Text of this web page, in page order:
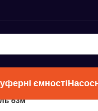
ємності
63м